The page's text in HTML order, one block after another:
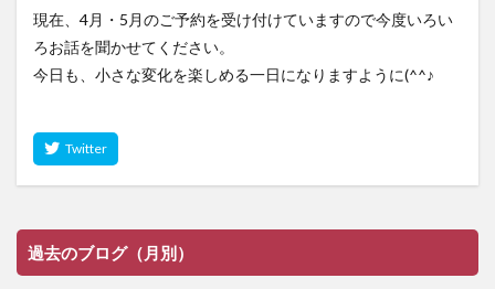
現在、4月・5月のご予約を受け付けていますので今度いろい
ろお話を聞かせてください。
今日も、小さな変化を楽しめる一日になりますように(^^♪
過去のブログ（月別）